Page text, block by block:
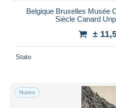
Belgique Bruxelles Musée
Siècle Canard
±
Stato
Nuovo